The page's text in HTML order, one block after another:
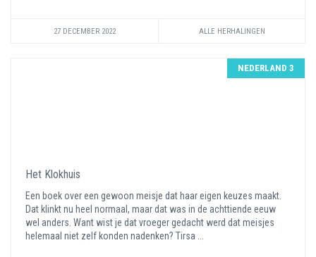
27 DECEMBER 2022 ALLE HERHALINGEN
NEDERLAND 3
Het Klokhuis
Een boek over een gewoon meisje dat haar eigen keuzes maakt.
Dat klinkt nu heel normaal, maar dat was in de achttiende eeuw
wel anders. Want wist je dat vroeger gedacht werd dat meisjes
helemaal niet zelf konden nadenken? Tirsa ...